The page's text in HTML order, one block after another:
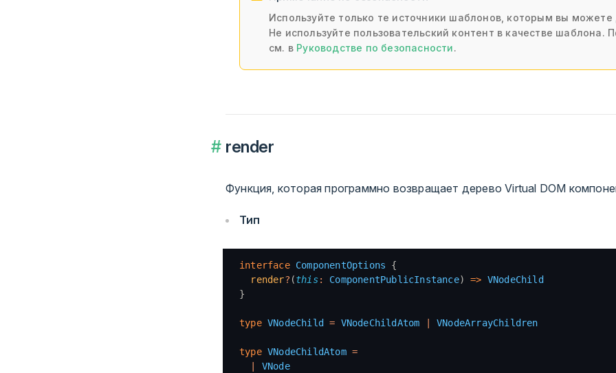
Используйте только те источники шаблонов, которым вы можете
Не используйте пользовательский контент в качестве шаблона.
см. в Руководстве по безопасности.
render
Функция, которая программно возвращает дерево Virtual DOM
Тип
interface ComponentOptions {
  render
? (this: ComponentPublicInstance) => VNodeChild
}
type VNodeChild = VNodeChildAtom VNodeArrayChildren
type VNodeChildAtom =
VNode